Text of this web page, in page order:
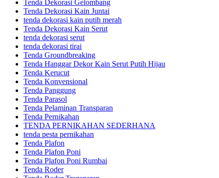
Tenda Dekorasi Gelombang
Tenda Dekorasi Kain Juntai
tenda dekorasi kain putih merah
Tenda Dekorasi Kain Serut
tenda dekorasi serut
tenda dekorasi tirai
Tenda Groundbreaking
Tenda Hanggar Dekor Kain Serut Putih Hijau
Tenda Kerucut
Tenda Konvensional
Tenda Panggung
Tenda Parasol
Tenda Pelaminan Transparan
Tenda Pernikahan
TENDA PERNIKAHAN SEDERHANA
tenda pesta pernikahan
Tenda Plafon
Tenda Plafon Poni
Tenda Plafon Poni Rumbai
Tenda Roder